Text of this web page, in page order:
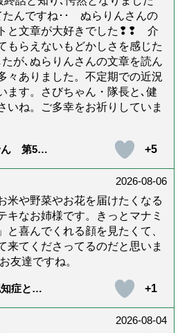
んですね･･ ぬらりんさんの
と文章が大好きでした❢❢ 介
もらえないもどかしさを感じた
が､ぬらりんさんの文章を読ん
々ありました。不定期での近況
ます。さびちゃん・隊長と､健
いね。ご多幸をお祈りしていま
ん 第500
+5
2026-08-06
米や野菜やお花を届けたくなる
キなお姉様です。きっとマナミ
と喜んでくれる顔を見たくて、
来てくださってるのだと思いま
友達ですね。
症と介
+1
2026-08-04